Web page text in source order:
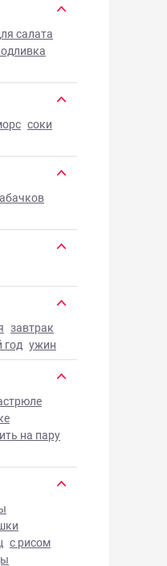
салата
соки
завтрак
год ужин
на пару
с рисом